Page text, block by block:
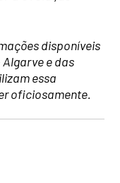
disponíveis
e das
essa
oficiosamente.